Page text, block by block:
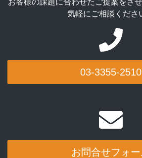
お客様の課題に合わせたご提案をさ
気軽にご相談くださ
03-3355-2510
お問合せフォー